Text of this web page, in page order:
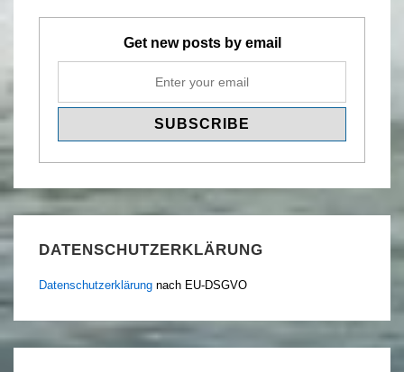
Get new posts by email
DATENSCHUTZERKLÄRUNG
Datenschutzerklärung nach EU-DSGVO